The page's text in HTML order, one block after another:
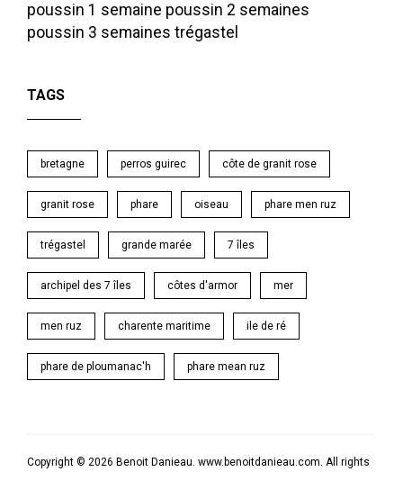
poussin 1 semaine poussin 2 semaines
poussin 3 semaines trégastel
TAGS
bretagne perros guirec côte de granit rose
granit rose phare oiseau phare men ruz
trégastel grande marée 7 îles
archipel des 7 îles côtes d'armor mer
men ruz charente maritime ile de ré
phare de ploumanac'h phare mean ruz
Copyright © 2026 Benoit Danieau. www.benoitdanieau.com. All rights